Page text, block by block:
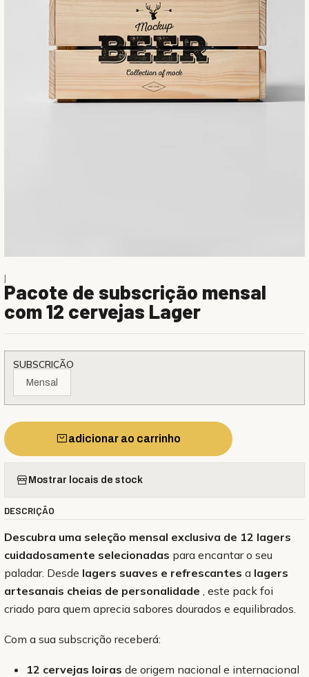
|
Pacote de subscrição mensal
com 12 cervejas Lager
SUBSCRIÇÃO
Mensal
adicionar ao carrinho
Mostrar locais de stock
DESCRIÇÃO
Descubra uma seleção mensal exclusiva de 12 lagers
cuidadosamente selecionadas para encantar o seu
paladar. Desde lagers suaves e refrescantes a lagers
artesanais cheias de personalidade , este pack foi
criado para quem aprecia sabores dourados e equilibrados.
Com a sua subscrição receberá:
12 cervejas loiras de origem nacional e internacional